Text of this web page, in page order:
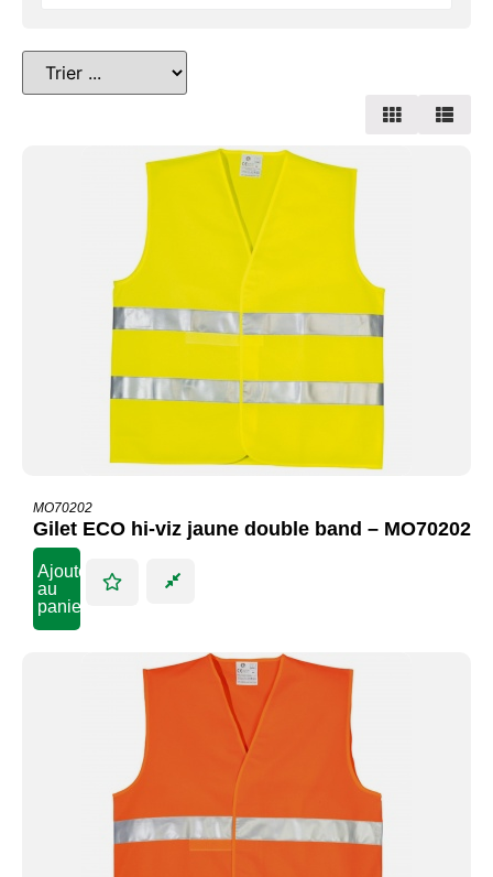
MO70202
Gilet ECO hi-viz jaune double band – MO70202
Ajouter
au
panier